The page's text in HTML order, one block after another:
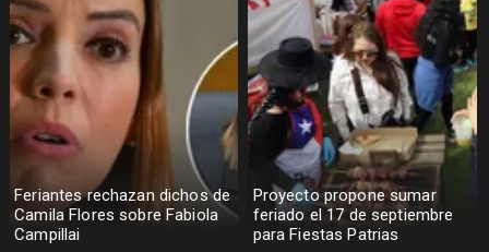
Feriantes rechazan dichos de
Camila Flores sobre Fabiola
Campillai
Proyecto propone sumar
feriado el 17 de septiembre
para Fiestas Patrias